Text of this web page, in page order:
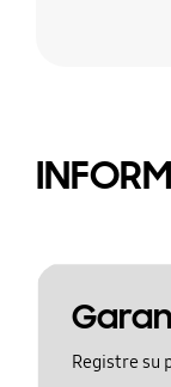
Registre su